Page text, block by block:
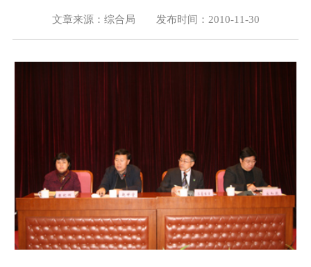
文章来源：综合局 发布时间：2010-11-30